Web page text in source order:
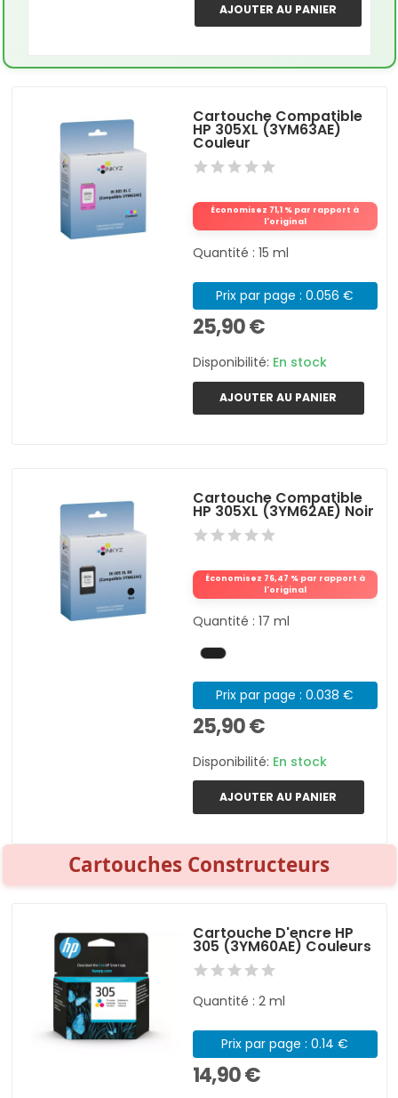
AJOUTER AU PANIER
Cartouche Compatible
HP 305XL (3YM63AE)
Couleur
Économisez 71,1 % par rapport à
l'original
Quantité : 15 ml
Prix par page : 0.056 €
25,90 €
Disponibilité: En stock
AJOUTER AU PANIER
Cartouche Compatible
HP 305XL (3YM62AE) Noir
Économisez 76,47 % par rapport à
l'original
Quantité : 17 ml
Prix par page : 0.038 €
25,90 €
Disponibilité: En stock
AJOUTER AU PANIER
Cartouches Constructeurs
Cartouche D'encre HP
305 (3YM60AE) Couleurs
Quantité : 2 ml
Prix par page : 0.14 €
14,90 €